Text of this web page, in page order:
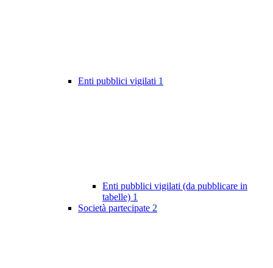
Enti pubblici vigilati 1
Enti pubblici vigilati (da pubblicare in
tabelle) 1
Società partecipate 2